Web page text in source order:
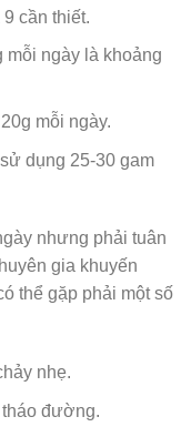
cần thiết.
ngày là khoảng
mỗi ngày.
dụng 25-30 gam
nhưng phải tuân
gia khuyến
thể gặp phải một số
nhẹ.
đường.